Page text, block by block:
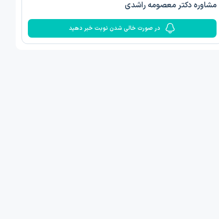
مشاوره دکتر معصومه راشدی
در صورت خالی شدن نوبت خبر دهید